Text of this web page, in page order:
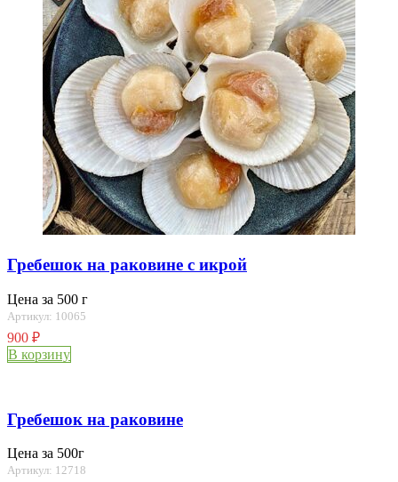
Гребешок на раковине с икрой
Цена за 500 г
Артикул: 10065
900 ₽
В корзину
Гребешок на раковине
Цена за 500г
Артикул: 12718